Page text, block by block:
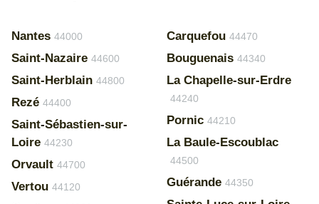
Nantes 44000
Saint-Nazaire 44600
Saint-Herblain 44800
Rezé 44400
Saint-Sébastien-sur-
Loire 44230
Orvault 44700
Vertou 44120
Carquefou 44470
Bouguenais 44340
La Chapelle-sur-Erdre
44240
Pornic 44210
La Baule-Escoublac
44500
Guérande 44350